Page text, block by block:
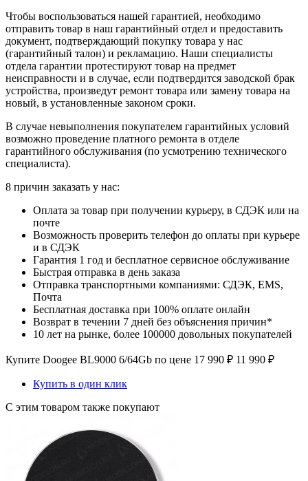
Чтобы воспользоваться нашей гарантией, необходимо
отправить товар в наш гарантийный отдел и предоставить
документ, подтверждающий покупку товара у нас
(гарантийный талон) и рекламацию. Наши специалисты
отдела гарантии протестируют товар на предмет
неисправности и в случае, если подтвердится заводской брак
устройства, произведут ремонт товара или замену товара на
новый, в установленные законом сроки.
В случае невыполнения покупателем гарантийных условий
возможно проведение платного ремонта в отделе
гарантийного обслуживания (по усмотрению технического
специалиста).
8 причин заказать у нас:
Оплата за товар при получении курьеру, в СДЭК или на
почте
Возможность проверить телефон до оплаты при курьере
и в СДЭК
Гарантия 1 год и бесплатное сервисное обслуживание
Быстрая отправка в день заказа
Отправка транспортными компаниями: СДЭК, EMS,
Почта
Бесплатная доставка при 100% оплате онлайн
Возврат в течении 7 дней без объяснения причин*
10 лет на рынке, более 100000 довольных покупателей
Купите Doogee BL9000 6/64Gb по цене 17 990 ₽ 11 990 ₽
Купить в один клик
С этим товаром также покупают